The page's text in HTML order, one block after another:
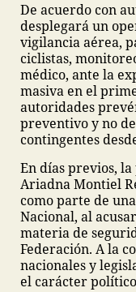
De acuerdo con
desplegará un
vigilancia aérea,
ciclistas,
médico, ante la
masiva en el
autoridades
preventivo y no
contingentes
En días previos,
Ariadna Montiel
como parte de
Nacional, al
materia de
Federación. A la
nacionales y
el carácter